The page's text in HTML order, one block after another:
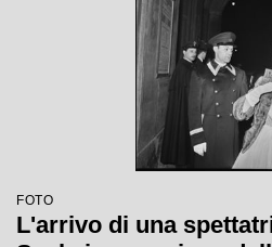
FOTO
L'arrivo di una